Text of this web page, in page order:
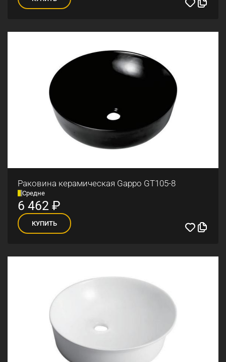
Раковина керамическая Gappo GT105-8
Средне
6 462₽
КУПИТЬ